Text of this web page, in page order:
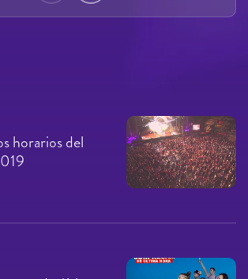
horarios del